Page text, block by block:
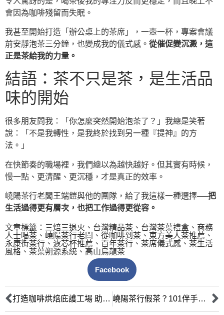
會因為咖啡殘留而失眠。
我甚至開始打造「辦公桌上的茶席」，一壺一杯，專案會議
前安靜泡茶三分鐘，也變成我的儀式感。 從催促變沉澱，這
正是茶給我的力量。
結語：茶不只是茶，是生活品
味的開始
很多朋友問我：「你怎麼突然開始泡茶了？」我總是笑著
說：「不是我轉性，是我終於找到另一種『提神』的方
法。」
在快節奏的職場裡，我們總以為越快越好。但其實有時候，
慢一點、更清醒、更沉穩，才是真正的效率。
嶢陽茶行老闆王端鎧與他的團隊，給了我這樣一種選擇──把
生活過得更有層次，也把工作過得更從容。
文章標籤： 三焙三退火 、 台灣精品茶 、 台灣茶葉禮盒 、 商務
人士喝茶 、 嶢陽茶行老闆 、 從咖啡到茶 、 東方美人茶推薦 、
永康街茶行 、 濾芯杯推薦 、 百年茶行 、 茶席儀式感 、 茶生活
風格 、 茶葉朔源系統 、 高山烏龍茶
Facebook
打造咖啡烘焙庇護工場 助街友學習一技之長 嶢陽茶行假茶？101伴手禮人氣品牌的真相：每一口溫潤背後，其實藏著這些堅持